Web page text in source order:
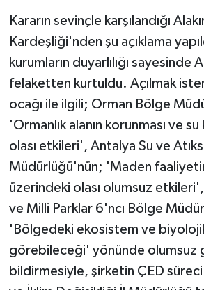
Kararın sevinçle karşılandığı
Kardeşliği'nden şu açıklama
kurumların duyarlılığı sayesinde
felaketten kurtuldu. Açılmak
ocağı ile ilgili; Orman Bölge
'Ormanlık alanın korunması ve su
olası etkileri', Antalya Su ve
Müdürlüğü'nün; 'Maden
üzerindeki olası olumsuz
ve Milli Parklar 6'ncı Bölge
'Bölgedeki ekosistem ve
görebileceği' yönünde olumsuz
bildirmesiyle, şirketin ÇED